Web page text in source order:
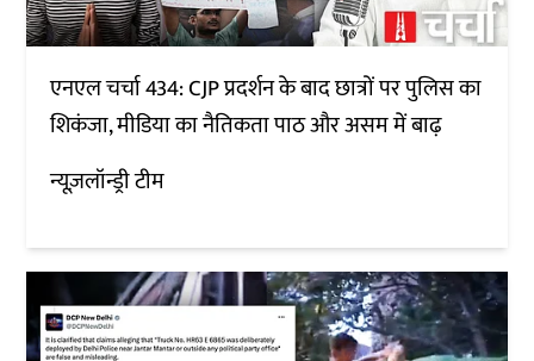
एनएल चर्चा 434: CJP प्रदर्शन के बाद छात्रों पर पुलिस का
शिकंजा, मीडिया का नैतिकता पाठ और असम में बाढ़
न्यूज़लॉन्ड्री टीम